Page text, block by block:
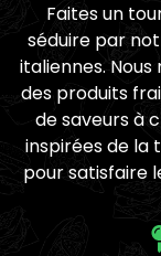
Faites un
séduire par
italiennes.
des produits
de saveurs à
inspirées de la
pour satisfaire